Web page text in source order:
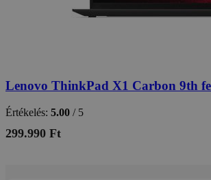
Lenovo ThinkPad X1 Carbon 9th
Értékelés: 5.00 / 5
299.990 Ft